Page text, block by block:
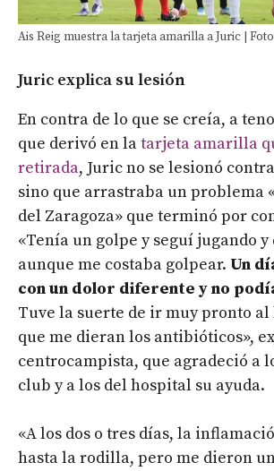
Ais Reig muestra la tarjeta amarilla a Juric |
Juric explica su lesión
En contra de lo que se creía, a
que derivó en latarjeta amarilla
retirada, Juric no se lesionó
sino que arrastraba un problema
del Zaragoza» que terminó por
«Tenía un golpe y seguí jugando
aunque me costaba golpear. Un
con un dolor diferente y no
Tuve la suerte de ir muy pronto al
que me dieran los antibióticos»,
centrocampista, que agradeció a
club y a los del hospital su ayuda.
«A los dos o tres días, la
hasta la rodilla, pero me dieron